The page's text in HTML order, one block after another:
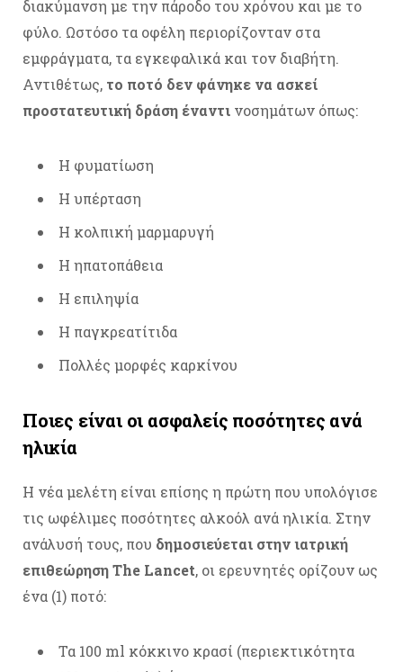
διακύμανση με την πάροδο του χρόνου και με το
φύλο. Ωστόσο τα οφέλη περιορίζονταν στα
εμφράγματα, τα εγκεφαλικά και τον διαβήτη.
Αντιθέτως, το ποτό δεν φάνηκε να ασκεί
προστατευτική δράση έναντι νοσημάτων όπως:
Η φυματίωση
Η υπέρταση
Η κολπική μαρμαρυγή
Η ηπατοπάθεια
Η επιληψία
Η παγκρεατίτιδα
Πολλές μορφές καρκίνου
Ποιες είναι οι ασφαλείς ποσότητες ανά
ηλικία
Η νέα μελέτη είναι επίσης η πρώτη που υπολόγισε
τις ωφέλιμες ποσότητες αλκοόλ ανά ηλικία. Στην
ανάλυσή τους, που δημοσιεύεται στην ιατρική
επιθεώρηση The Lancet, οι ερευνητές ορίζουν ως
ένα (1) ποτό:
Τα 100 ml κόκκινο κρασί (περιεκτικότητα